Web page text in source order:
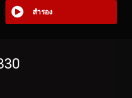
สำรอง